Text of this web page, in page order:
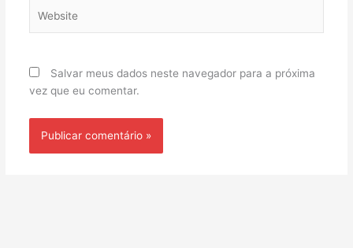
Salvar meus dados neste navegador para a próxima
vez que eu comentar.